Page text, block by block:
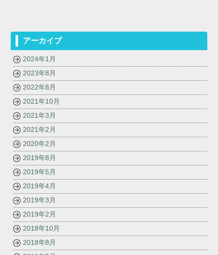
アーカイブ
2024年1月
2023年8月
2022年8月
2021年10月
2021年3月
2021年2月
2020年2月
2019年8月
2019年5月
2019年4月
2019年3月
2019年2月
2018年10月
2018年8月